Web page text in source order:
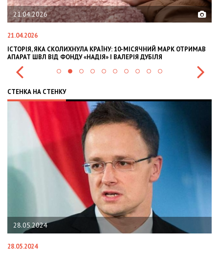
21.04.2026
21.04.2026
ІСТОРІЯ, ЯКА СКОЛИХНУЛА КРАЇНУ: 10-МІСЯЧНИЙ МАРК ОТРИМАВ
АПАРАТ ШВЛ ВІД ФОНДУ «НАДІЯ» І ВАЛЕРІЯ ДУБІЛЯ
СТЕНКА НА СТЕНКУ
28.05.2024
28.05.2024